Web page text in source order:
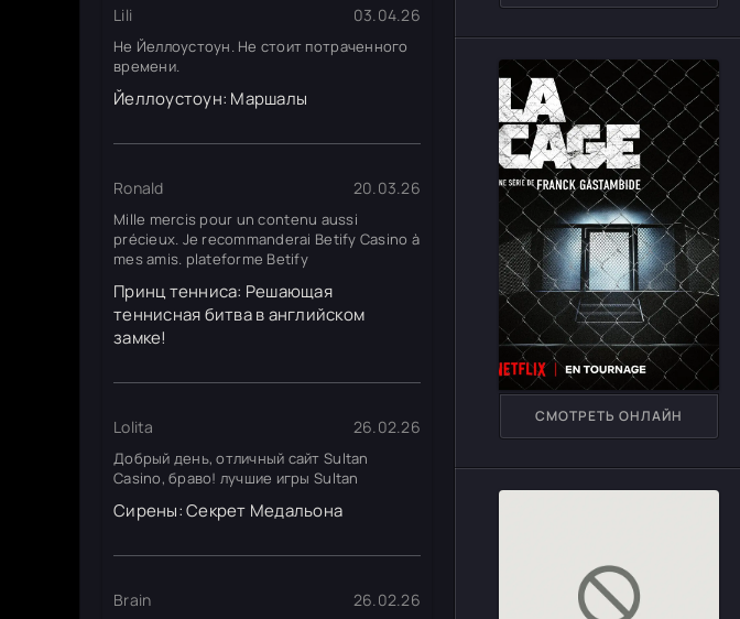
Lili 03.04.26
Не Йеллоустоун. Не стоит потраченного
времени.
Йеллоустоун: Маршалы
Ronald 20.03.26
Mille mercis pour un contenu aussi
précieux. Je recommanderai Betify Casino à
mes amis. plateforme Betify
Принц тенниса: Решающая
теннисная битва в английском
замке!
Lolita 26.02.26
Добрый день, отличный сайт Sultan
Casino, браво! лучшие игры Sultan
Сирены: Секрет Медальона
Brain 26.02.26
СМОТРЕТЬ ОНЛАЙН